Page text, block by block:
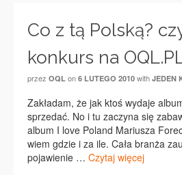
Co z tą Polską?
konkurs na
przez OQL on 6 LUTEGO 2010 with JEDEN
Zakładam, że jak ktoś wydaje
sprzedać. No i tu zaczyna się
album I love Poland Mariusza
wiem gdzie i za ile. Cała branża
pojawienie … Czytaj więcej